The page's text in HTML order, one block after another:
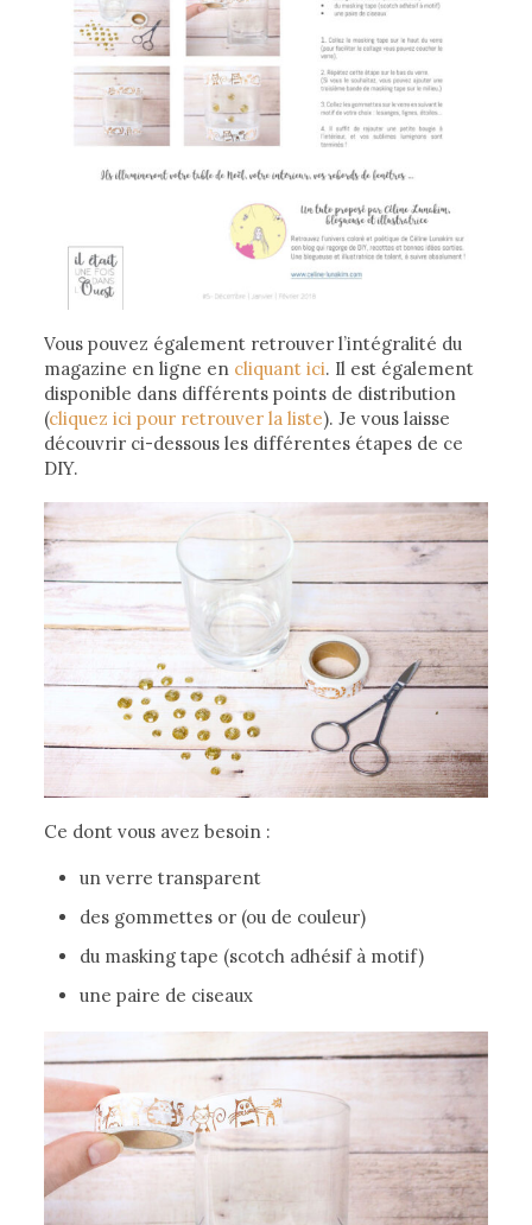
Vous pouvez également retrouver l’intégralité du
magazine en ligne en cliquant ici. Il est également
disponible dans différents points de distribution
(cliquez ici pour retrouver la liste). Je vous laisse
découvrir ci-dessous les différentes étapes de ce
DIY.
Ce dont vous avez besoin :
un verre transparent
des gommettes or (ou de couleur)
du masking tape (scotch adhésif à motif)
une paire de ciseaux